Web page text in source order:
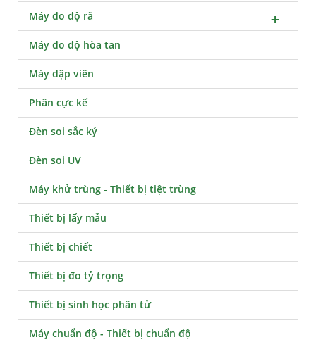
Máy đo độ rã
Máy đo độ hòa tan
Máy dập viên
Phân cực kế
Đèn soi sắc ký
Đèn soi UV
Máy khử trùng - Thiết bị tiệt trùng
Thiết bị lấy mẫu
Thiết bị chiết
Thiết bị đo tỷ trọng
Thiết bị sinh học phân tử
Máy chuẩn độ - Thiết bị chuẩn độ